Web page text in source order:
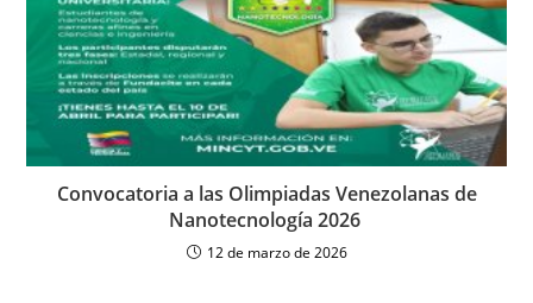
Convocatoria a las Olimpiadas Venezolanas de
Nanotecnología 2026
12 de marzo de 2026